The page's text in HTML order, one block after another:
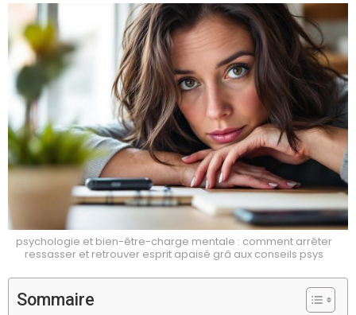
psychologie et bien-être-charge mentale : comment arrêter
ressasser et retrouver esprit apaisé grâ aux conseils psys
Sommaire